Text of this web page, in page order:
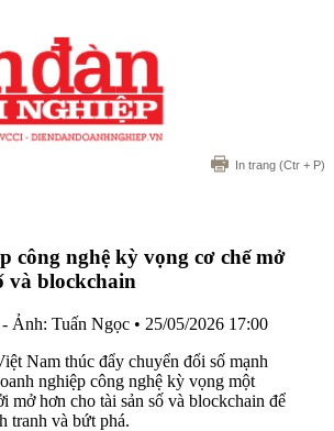
In trang (Ctr + P)
công nghệ kỳ vọng cơ chế mở
và blockchain
Ảnh: Tuấn Ngọc • 25/05/2026 17:00
Nam thúc đẩy chuyển đổi số mạnh
nghiệp công nghệ kỳ vọng một
mở hơn cho tài sản số và blockchain để
tranh và bứt phá.